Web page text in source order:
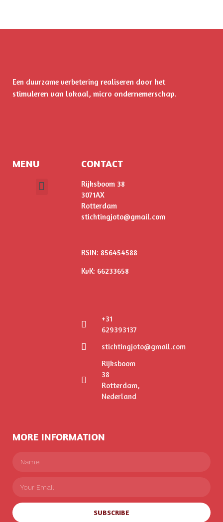
Een duurzame verbetering realiseren door het
stimuleren van lokaal, micro ondernemerschap.
MENU CONTACT
Rijksboom 38
3071AX
Rotterdam
stichtingjoto@gmail.com
RSIN: 856454588
KvK: 66233658
+31
629393137
stichtingjoto@gmail.com
Rijksboom
38
Rotterdam,
Nederland
MORE INFORMATION
SUBSCRIBE